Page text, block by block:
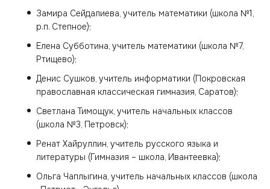
Замира Сейдалиева, учитель математики (школа №1,
р.п. Степное);
Елена Субботина, учитель математики (школа №7,
Ртищево);
Денис Сушков, учитель информатики (Покровская
православная классическая гимназия, Саратов);
Светлана Тимощук, учитель начальных классов
(школа №3, Петровск);
Ренат Хайруллин, учитель русского языка и
литературы (Гимназия – школа, Ивантеевка);
Ольга Чаплыгина, учитель начальных классов (школа